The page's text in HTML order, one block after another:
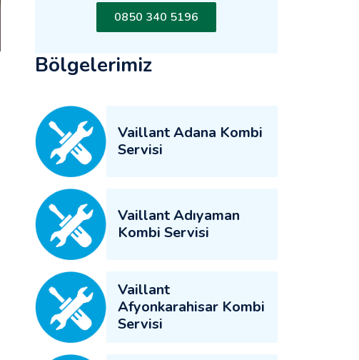
0850 340 5196
Bölgelerimiz
Vaillant Adana Kombi
Servisi
Vaillant Adıyaman
Kombi Servisi
Vaillant
Afyonkarahisar Kombi
Servisi